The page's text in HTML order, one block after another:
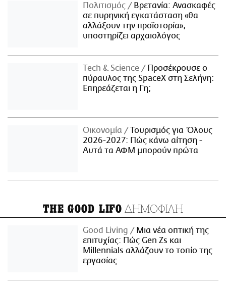
Πολιτισμός
Βρετανία: Ανασκαφές
σε πυρηνική εγκατάσταση «θα
αλλάξουν την προϊστορία»,
υποστηρίζει αρχαιολόγος
Τech & Science
Προσέκρουσε ο
πύραυλος της SpaceX στη Σελήνη:
Επηρεάζεται η Γη;
Οικονομία
Τουρισμός για Όλους
2026-2027: Πώς κάνω αίτηση -
Αυτά τα ΑΦΜ μπορούν πρώτα
THE GOOD LIFO ΔΗΜΟΦΙΛΗ
Good Living
Μια νέα οπτική της
επιτυχίας: Πώς Gen Zs και
Millennials αλλάζουν το τοπίο της
εργασίας